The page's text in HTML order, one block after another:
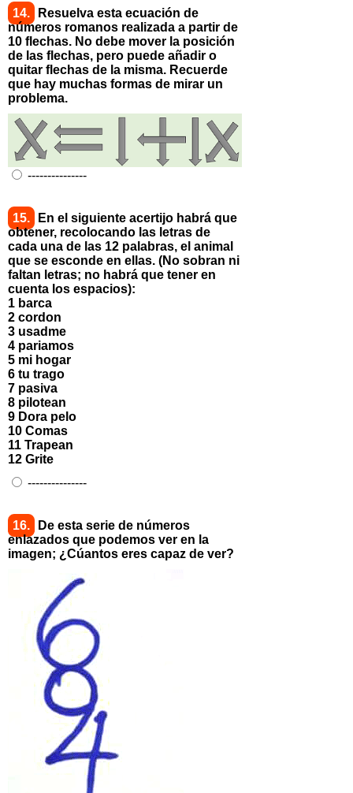
14.
Resuelva esta ecuación de
números romanos realizada a partir de
10 flechas. No debe mover la posición
de las flechas, pero puede añadir o
quitar flechas de la misma. Recuerde
que hay muchas formas de mirar un
problema.
---------------
15.
En el siguiente acertijo habrá que
obtener, recolocando las letras de
cada una de las 12 palabras, el animal
que se esconde en ellas. (No sobran ni
faltan letras; no habrá que tener en
cuenta los espacios):
1 barca
2 cordon
3 usadme
4 pariamos
5 mi hogar
6 tu trago
7 pasiva
8 pilotean
9 Dora pelo
10 Comas
11 Trapean
12 Grite
---------------
16.
De esta serie de números
enlazados que podemos ver en la
imagen; ¿Cúantos eres capaz de ver?